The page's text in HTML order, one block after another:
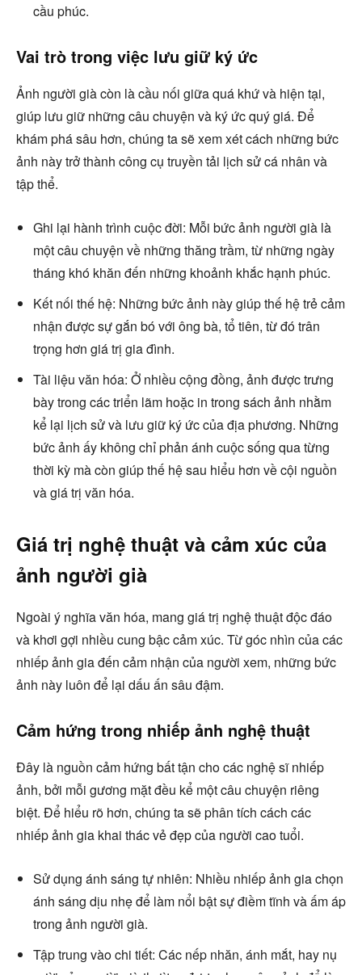
cầu phúc.
Vai trò trong việc lưu giữ ký ức
Ảnh người già còn là cầu nối giữa quá khứ và hiện tại,
giúp lưu giữ những câu chuyện và ký ức quý giá. Để
khám phá sâu hơn, chúng ta sẽ xem xét cách những bức
ảnh này trở thành công cụ truyền tải lịch sử cá nhân và
tập thể.
Ghi lại hành trình cuộc đời: Mỗi bức ảnh người già là
một câu chuyện về những thăng trầm, từ những ngày
tháng khó khăn đến những khoảnh khắc hạnh phúc.
Kết nối thế hệ: Những bức ảnh này giúp thế hệ trẻ cảm
nhận được sự gắn bó với ông bà, tổ tiên, từ đó trân
trọng hơn giá trị gia đình.
Tài liệu văn hóa: Ở nhiều cộng đồng, ảnh được trưng
bày trong các triển lãm hoặc in trong sách ảnh nhằm
kể lại lịch sử và lưu giữ ký ức của địa phương. Những
bức ảnh ấy không chỉ phản ánh cuộc sống qua từng
thời kỳ mà còn giúp thế hệ sau hiểu hơn về cội nguồn
và giá trị văn hóa.
Giá trị nghệ thuật và cảm xúc của
ảnh người già
Ngoài ý nghĩa văn hóa, mang giá trị nghệ thuật độc đáo
và khơi gợi nhiều cung bậc cảm xúc. Từ góc nhìn của các
nhiếp ảnh gia đến cảm nhận của người xem, những bức
ảnh này luôn để lại dấu ấn sâu đậm.
Cảm hứng trong nhiếp ảnh nghệ thuật
Đây là nguồn cảm hứng bất tận cho các nghệ sĩ nhiếp
ảnh, bởi mỗi gương mặt đều kể một câu chuyện riêng
biệt. Để hiểu rõ hơn, chúng ta sẽ phân tích cách các
nhiếp ảnh gia khai thác vẻ đẹp của người cao tuổi.
Sử dụng ánh sáng tự nhiên: Nhiều nhiếp ảnh gia chọn
ánh sáng dịu nhẹ để làm nổi bật sự điềm tĩnh và ấm áp
trong ảnh người già.
Tập trung vào chi tiết: Các nếp nhăn, ánh mắt, hay nụ